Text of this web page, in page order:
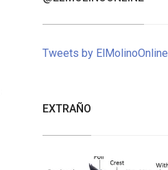
Tweets by ElMolinoOnline
EXTRAÑO